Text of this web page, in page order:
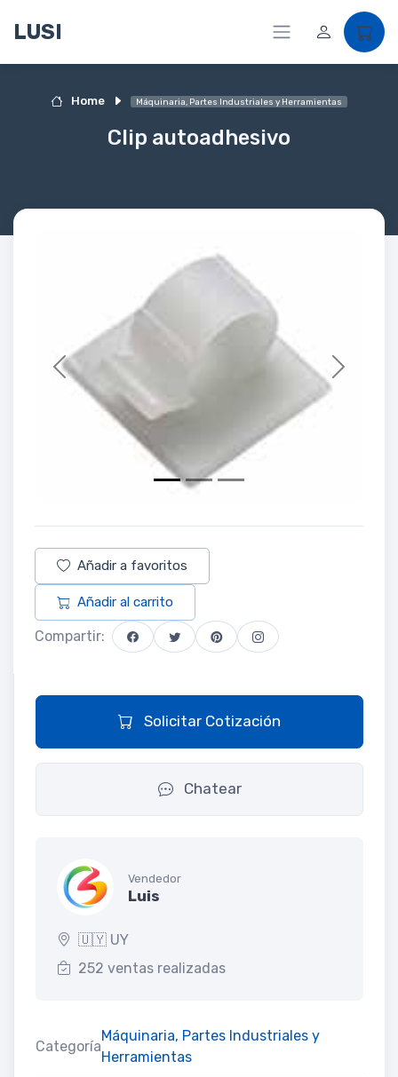
LUSI
Home Máquinaria, Partes Industriales y Herramientas
Clip autoadhesivo
Previous Next
Añadir a favoritos
Añadir al carrito
Compartir:
Solicitar Cotización
Chatear
Vendedor
Luis
🇺🇾 UY
252 ventas realizadas
Categoría
Máquinaria, Partes Industriales y
Herramientas